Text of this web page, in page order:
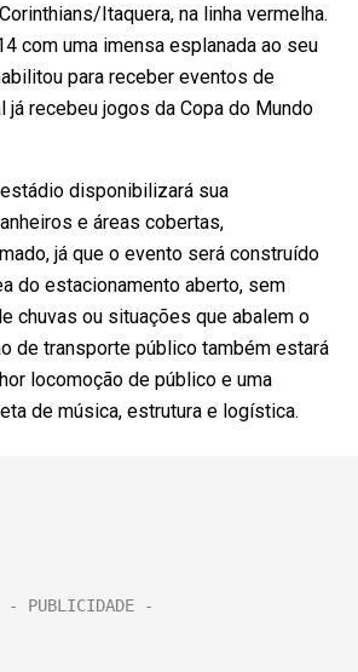
Itaquera, na linha vermelha.
com uma imensa esplanada ao seu
para receber eventos de
já recebeu jogos da Copa do Mundo
estádio disponibilizará sua
e áreas cobertas,
já que o evento será construído
do estacionamento aberto, sem
chuvas ou situações que abalem o
de transporte público também estará
locomoção de público e uma
de música, estrutura e logística.